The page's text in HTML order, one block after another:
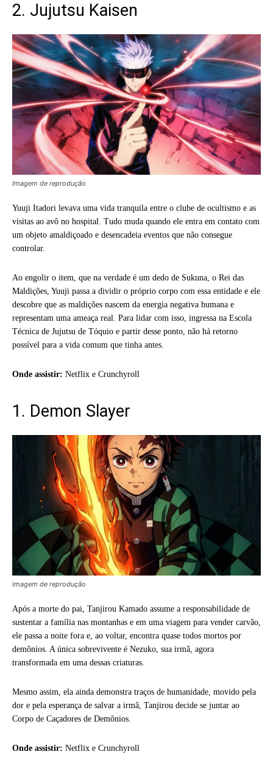
2. Jujutsu Kaisen
Imagem de reprodução
Yuuji Itadori levava uma vida tranquila entre o clube de ocultismo e as
visitas ao avô no hospital. Tudo muda quando ele entra em contato com
um objeto amaldiçoado e desencadeia eventos que não consegue
controlar.
Ao engolir o item, que na verdade é um dedo de Sukuna, o Rei das
Maldições, Yuuji passa a dividir o próprio corpo com essa entidade e ele
descobre que as maldições nascem da energia negativa humana e
representam uma ameaça real. Para lidar com isso, ingressa na Escola
Técnica de Jujutsu de Tóquio e partir desse ponto, não há retorno
possível para a vida comum que tinha antes.
Onde assistir: Netflix e Crunchyroll
1. Demon Slayer
Imagem de reprodução
Após a morte do pai, Tanjirou Kamado assume a responsabilidade de
sustentar a família nas montanhas e em uma viagem para vender carvão,
ele passa a noite fora e, ao voltar, encontra quase todos mortos por
demônios. A única sobrevivente é Nezuko, sua irmã, agora
transformada em uma dessas criaturas.
Mesmo assim, ela ainda demonstra traços de humanidade, movido pela
dor e pela esperança de salvar a irmã, Tanjirou decide se juntar ao
Corpo de Caçadores de Demônios.
Onde assistir: Netflix e Crunchyroll